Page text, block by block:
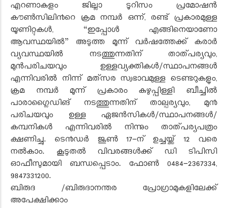
എറണാകുളം ജില്ലാ ടൂറിസം പ്രമോഷന്‍
കൗണ്‍സിലി൯റെ ക്രമ നമ്പര്‍ ഒന്ന്, രണ്ട് പ്രകാരമുള്ള
യൂണിറ്റുകള്‍, “ഇപ്പോള്‍ എങ്ങിനെയാണോ
ആവസ്ഥയില്‍” അടുത്ത മൂന്ന് വര്‍ഷത്തേക്ക് കരാർ
വ്യവസ്ഥയില്‍ നടത്തുന്നതിന് താത്പര്യവും,
മുന്‍പരിചയവും ഉള്ളവ്യക്തികള്‍/സ്ഥാപനങ്ങള്‍
എന്നിവരില്‍ നിന്ന് മത്‌സര സ്വഭാവമുള്ള ടെണ്ടറുകളും,
ക്രമ നമ്പര്‍ മൂന്ന് പ്രകാരം കുഴുപ്പിള്ളി ബീച്ചില്‍
പാരാഗ്ലൈഡിങ് നടത്തുന്നതിന് താല്പര്യവും, മു൯
പരിചയവും ഉള്ള ഏജന്‍സികള്‍/സ്ഥാപനങ്ങള്‍/
കമ്പനികള്‍ എന്നിവരില്‍ നിന്നും താത്പര്യപത്രം
ക്ഷണിച്ചു. ടെ൯ഡർ ജൂൺ 17-ന് ഉച്ചയ്ക്ക് 12 വരെ
നൽകാം. കൂടുതൽ വിവരങ്ങൾക്ക് ഡി ടിപിസി
ഓഫീസുമായി ബന്ധപ്പെടാം. ഫോൺ 0484-2367334,
9847331200.
ബിരുദ /ബിരുദാനന്തര പ്രോഗ്രാമുകളിലേക്ക്
അപേക്ഷിക്കാം